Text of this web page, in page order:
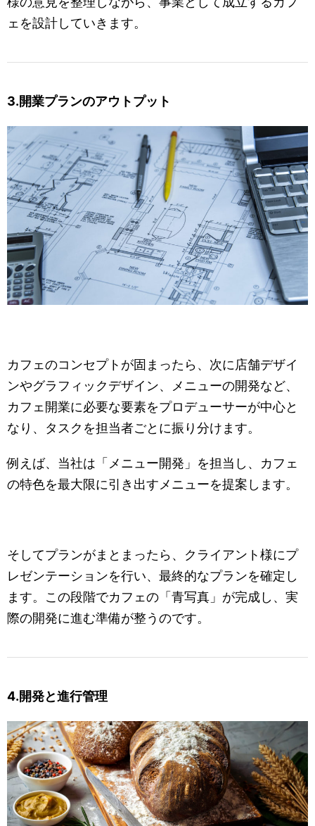
ェを設計していきます。
3.開業プランのアウトプット
カフェのコンセプトが固まったら、次に店舗デザイ
ンやグラフィックデザイン、メニューの開発など、
カフェ開業に必要な要素をプロデューサーが中心と
なり、タスクを担当者ごとに振り分けます。
例えば、当社は「メニュー開発」を担当し、カフェ
の特色を最大限に引き出すメニューを提案します。
そしてプランがまとまったら、クライアント様にプ
レゼンテーションを行い、最終的なプランを確定し
ます。この段階でカフェの「青写真」が完成し、実
際の開発に進む準備が整うのです。
4.開発と進行管理